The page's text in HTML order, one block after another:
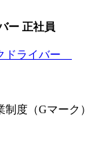
ー 正社員
度（Gマーク）